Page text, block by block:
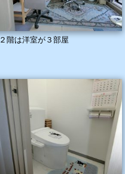
２階は洋室が３部屋